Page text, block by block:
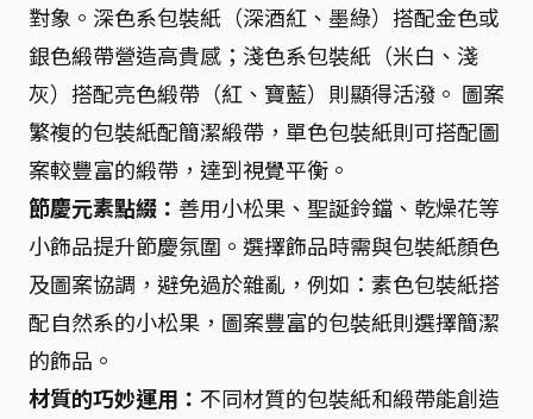
對象。深色系包裝紙（深酒紅、墨綠）搭配金色或
銀色緞帶營造高貴感；淺色系包裝紙（米白、淺
灰）搭配亮色緞帶（紅、寶藍）則顯得活潑。 圖案
繁複的包裝紙配簡潔緞帶，單色包裝紙則可搭配圖
案較豐富的緞帶，達到視覺平衡。
節慶元素點綴： 善用小松果、聖誕鈴鐺、乾燥花等
小飾品提升節慶氛圍。選擇飾品時需與包裝紙顏色
及圖案協調，避免過於雜亂，例如：素色包裝紙搭
配自然系的小松果，圖案豐富的包裝紙則選擇簡潔
的飾品。
材質的巧妙運用： 不同材質的包裝紙和緞帶能創造